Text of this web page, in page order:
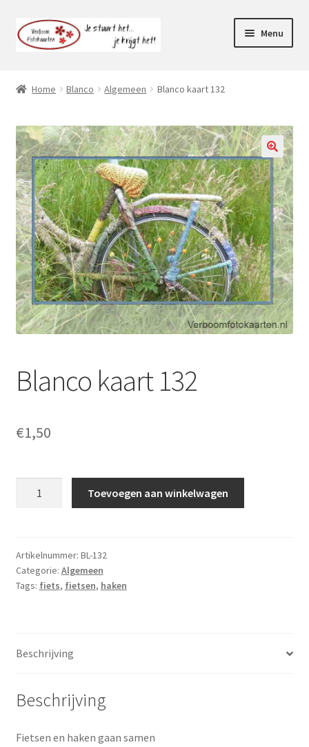
Ga
door
Ga
naar
Menu
Mijn account
Home Blanco Algemeen Blanco kaart 132
Blanco kaart 132
€1,50
Toevoegen aan winkelwagen
Artikelnummer: BL-132
Categorie: Algemeen
Tags: fiets, fietsen, haken
Beschrijving
Beschrijving
Fietsen en haken gaan samen